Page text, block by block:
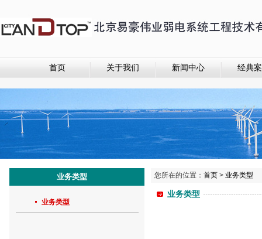
首页 关于我们 新闻中心 经典
业务类型 您所在的位置： 首页 > 业务类型
业务类型
业务类型